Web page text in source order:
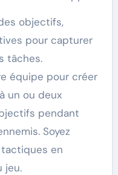
objectifs,
pour capturer
tâches.
équipe pour créer
un ou deux
pendant
Soyez
en
jeu.